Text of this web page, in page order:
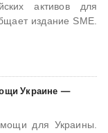
активов для
издание SME.
Украине —
для Украины.